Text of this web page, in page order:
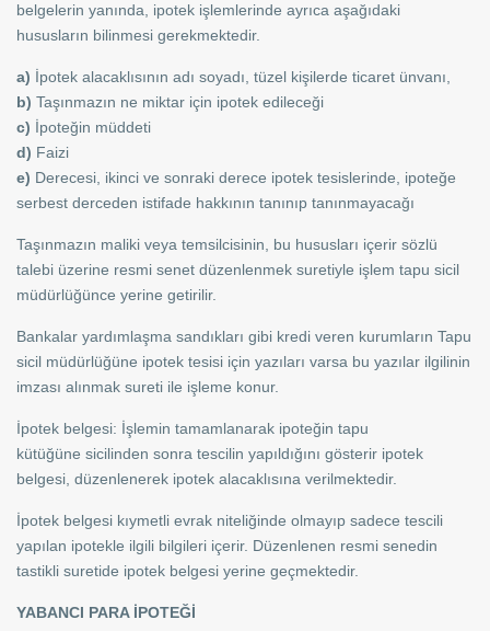
belgelerin yanında, ipotek işlemlerinde ayrıca aşağıdaki
hususların bilinmesi gerekmektedir.
a) İpotek alacaklısının adı soyadı, tüzel kişilerde ticaret ünvanı,
b) Taşınmazın ne miktar için ipotek edileceği
c) İpoteğin müddeti
d) Faizi
e) Derecesi, ikinci ve sonraki derece ipotek tesislerinde, ipoteğe
serbest derceden istifade hakkının tanınıp tanınmayacağı
Taşınmazın maliki veya temsilcisinin, bu hususları içerir sözlü
talebi üzerine resmi senet düzenlenmek suretiyle işlem tapu sicil
müdürlüğünce yerine getirilir.
Bankalar yardımlaşma sandıkları gibi kredi veren kurumların Tapu
sicil müdürlüğüne ipotek tesisi için yazıları varsa bu yazılar ilgilinin
imzası alınmak sureti ile işleme konur.
İpotek belgesi: İşlemin tamamlanarak ipoteğin tapu
kütüğüne sicilinden sonra tescilin yapıldığını gösterir ipotek
belgesi, düzenlenerek ipotek alacaklısına verilmektedir.
İpotek belgesi kıymetli evrak niteliğinde olmayıp sadece tescili
yapılan ipotekle ilgili bilgileri içerir. Düzenlenen resmi senedin
tastikli suretide ipotek belgesi yerine geçmektedir.
YABANCI PARA İPOTEĞİ